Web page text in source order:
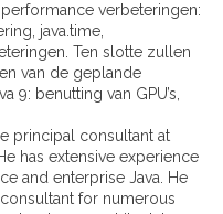
verbeteringen:
java.time,
Ten slotte zullen
van de geplande
9: benutting van GPU’s,
principal consultant at
has extensive experience
and enterprise Java. He
for numerous